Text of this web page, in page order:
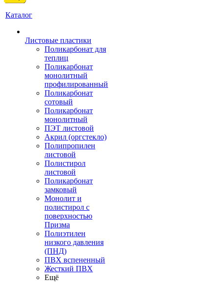
Каталог
Листовые пластики
Поликарбонат для
теплиц
Поликарбонат
монолитный
профилированный
Поликарбонат
сотовый
Поликарбонат
монолитный
ПЭТ листовой
Акрил (оргстекло)
Полипропилен
листовой
Полистирол
листовой
Поликарбонат
замковый
Монолит и
полистирол с
поверхностью
Призма
Полиэтилен
низкого давления
(ПНД)
ПВХ вспененный
Жесткий ПВХ
Ещё